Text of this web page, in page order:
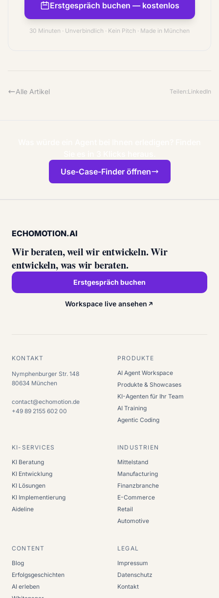
Erstgespräch buchen — kostenlos
30 Minuten · Unverbindlich · Kein Pitch · Made in München
Alle Artikel Teilen:LinkedIn
Use-Case-Finder öffnen
ECHOMOTION.AI
Wir beraten, weil wir entwickeln. Wir
entwickeln, was wir beraten.
Erstgespräch buchen
Workspace live ansehen
KONTAKT
Nymphenburger Str. 148
80634 München
contact@echomotion.de
+49 89 2155 602 00
PRODUKTE
AI Agent Workspace
Produkte & Showcases
KI-Agenten für Ihr Team
AI Training
Agentic Coding
KI-SERVICES
KI Beratung
KI Entwicklung
KI Lösungen
KI Implementierung
Aideline
INDUSTRIEN
Mittelstand
Manufacturing
Finanzbranche
E-Commerce
Retail
Automotive
CONTENT
Blog
Erfolgsgeschichten
AI erleben
LEGAL
Impressum
Datenschutz
Kontakt